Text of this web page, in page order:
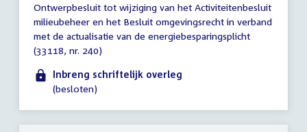
vergadering
tot
12:00
uur
Ontwerpbesluit tot wijziging van het Activiteitenbesluit
milieubeheer en het Besluit omgevingsrecht in verband
met de actualisatie van de energiebesparingsplicht
(33118, nr. 240)
Inbreng schriftelijk overleg
(besloten)